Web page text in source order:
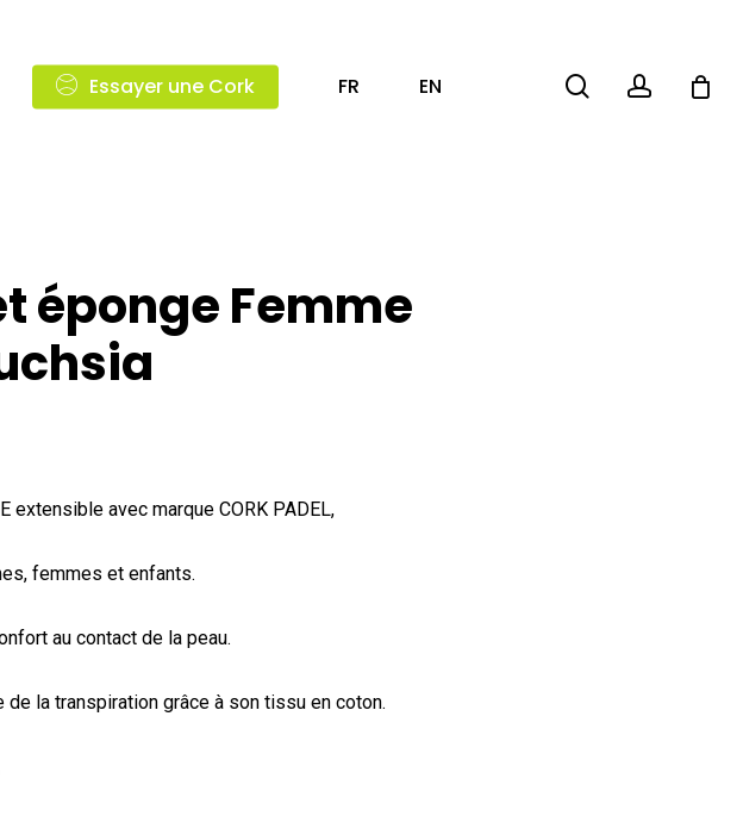
Essayer une Cork FR EN searchaccount
éponge Femme
extensible avec marque CORK PADEL,
femmes et enfants.
au contact de la peau.
de la transpiration grâce à son tissu en coton.